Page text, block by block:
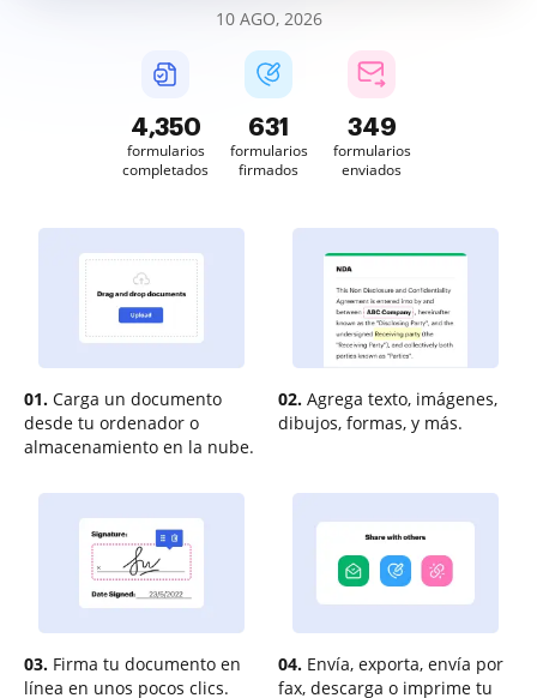
10 AGO, 2026
4,350
formularios
completados
631
formularios
firmados
349
formularios
enviados
01. Carga un documento
desde tu ordenador o
almacenamiento en la nube.
02. Agrega texto, imágenes,
dibujos, formas, y más.
03. Firma tu documento en
línea en unos pocos clics.
04. Envía, exporta, envía por
fax, descarga o imprime tu